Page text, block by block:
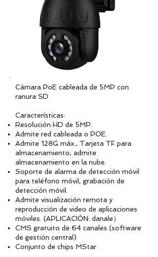
Cámara PoE cableada de 5MP con
ranura SD
Características:
Resolución HD de 5MP.
Admite red cableada o POE.
Admite 128G máx., Tarjeta TF para
almacenamiento, admite
almacenamiento en la nube.
Soporte de alarma de detección móvil
para teléfono móvil, grabación de
detección móvil.
Admite visualización remota y
reproducción de video de aplicaciones
móviles. (APLICACIÓN: danale）
CMS gratuito de 64 canales (software
de gestión central)
Conjunto de chips MStar